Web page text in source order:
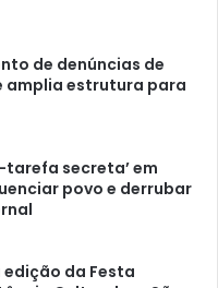
de denúncias de
amplia estrutura para
tarefa secreta’ em
povo e derrubar
da Festa